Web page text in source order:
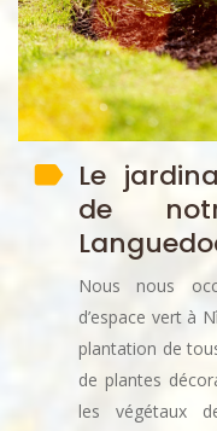
Le
de
Nous nous
d’espace vert à
plantation de
de plantes
les végétaux